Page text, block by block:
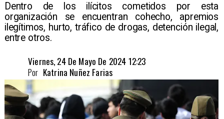
Dentro de los ilícitos cometidos por esta
organización se encuentran cohecho, apremios
ilegítimos, hurto, tráfico de drogas, detención ilegal,
entre otros.
Viernes, 24 De Mayo De 2024 12:23
Katrina Nuñez Farias
Por